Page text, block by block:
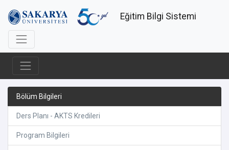
Eğitim Bilgi Sistemi
Bölüm Bilgileri
Ders Planı - AKTS Kredileri
Program Bilgileri